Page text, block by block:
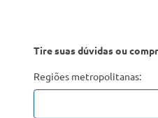
Tire suas dúvidas ou
Regiões metropolitanas: